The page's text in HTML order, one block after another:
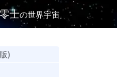
士の世界宇宙
)